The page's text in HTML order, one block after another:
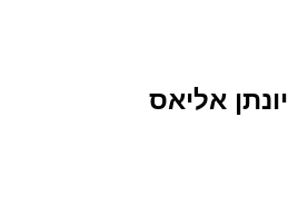
יונתן אליאס